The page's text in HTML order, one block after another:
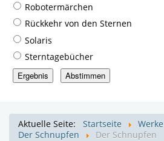
Robotermärchen
Rückkehr von den Sternen
Solaris
Sterntagebücher
Aktuelle Seite: Startseite Werke
Der Schnupfen
Der Schnupfen